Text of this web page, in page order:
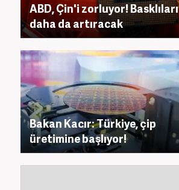
ABD, Çin'i zorluyor! Basklıları
daha da artıracak
Bakan Kacır: Türkiye, çip
üretimine başlıyor!